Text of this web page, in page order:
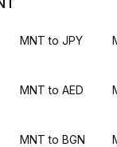
MNT to JPY
MNT to AED
MNT to BGN